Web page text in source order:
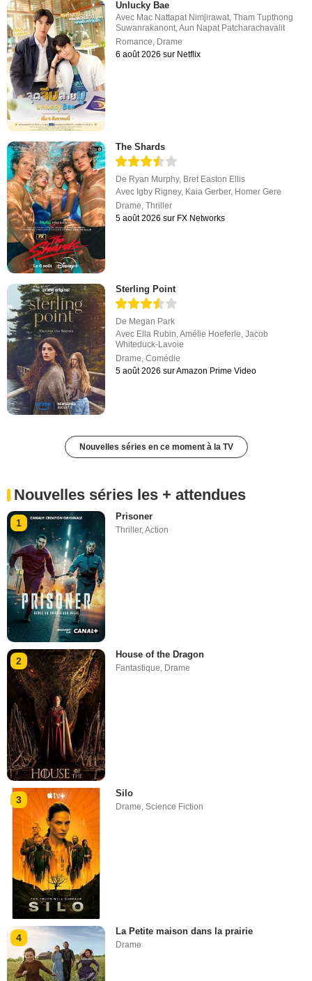
Unlucky Bae
Avec Mac Nattapat Nimjirawat,Tham Tupthong
Suwanrakanont,Aun Napat Patcharachavalit
Romance, Drame
6 août 2026 sur Netflix
The Shards
De Ryan Murphy, Bret Easton Ellis
Avec Igby Rigney, Kaia Gerber, Homer Gere
Drame,Thriller
5 août 2026 sur FX Networks
Sterling Point
De Megan Park
Avec Ella Rubin ,Amélie Hoeferle ,Jacob
Whiteduck-Lavoie
Drame ,Comédie
5 août 2026 sur Amazon Prime Video
Nouvelles séries en ce moment à la TV
Nouvelles séries les + attendues
1
Prisoner
Thriller,Action
2
House of the Dragon
Fantastique, Drame
3
Silo
Drame ,Science Fiction
4
La Petite maison dans la prairie
Drame